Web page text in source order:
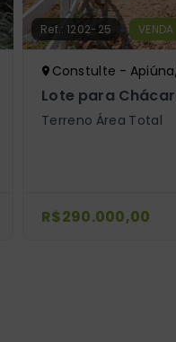
Ref.: 1202-25 VENDA
Constulte -
Lote para
Terreno Área Total
R$290.000,00